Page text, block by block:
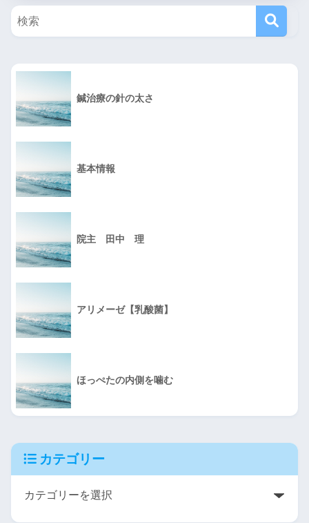
鍼治療の針の太さ
基本情報
院主 田中 理
アリメーゼ【乳酸菌】
ほっぺたの内側を噛む
カテゴリー